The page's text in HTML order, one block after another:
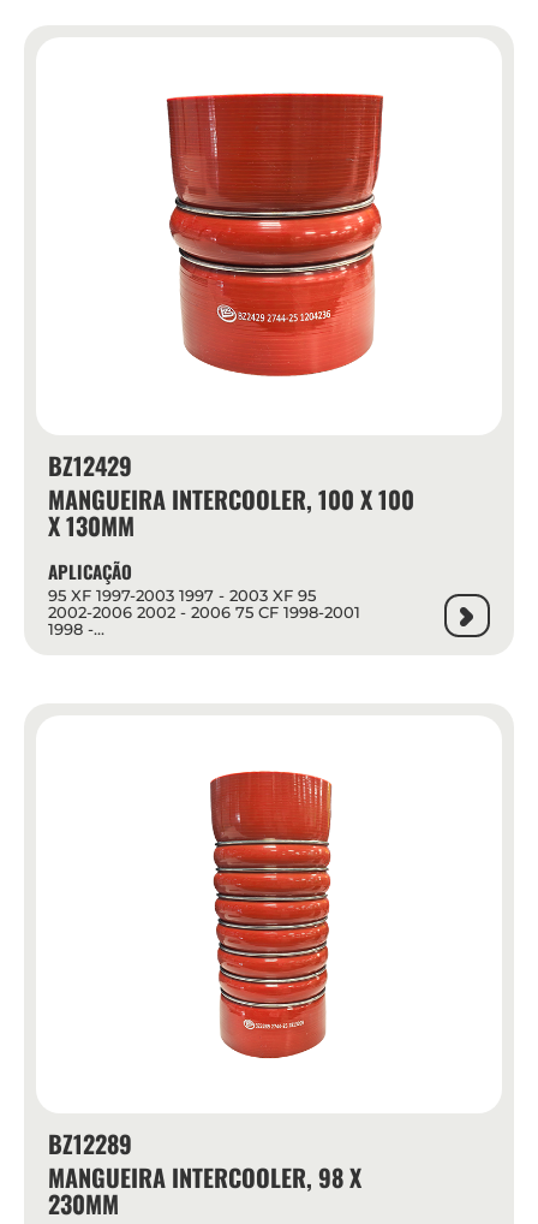
BZ12429
MANGUEIRA INTERCOOLER, 100 X 100
X 130MM
APLICAÇÃO
95 XF 1997-2003 1997 - 2003 XF 95
2002-2006 2002 - 2006 75 CF 1998-2001
1998 -...
BZ12289
MANGUEIRA INTERCOOLER, 98 X
230MM